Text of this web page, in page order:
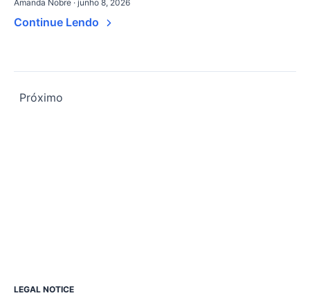
Amanda Nobre · junho 8, 2026
Continue Lendo
Paginação
Próximo
LEGAL NOTICE